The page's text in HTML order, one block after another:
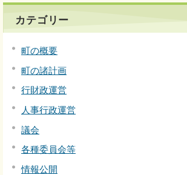
カテゴリー
町の概要
町の諸計画
行財政運営
人事行政運営
議会
各種委員会等
情報公開